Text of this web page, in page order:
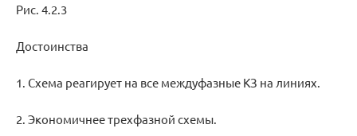
Рис. 4.2.3
Достоинства
1. Схема реагирует на все междуфазные КЗ на линиях.
2. Экономичнее трехфазной схемы.